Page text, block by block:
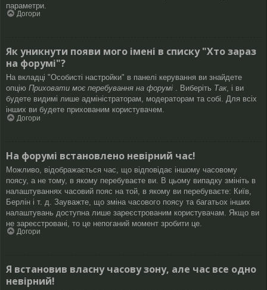
параметри.
Догори
Як уникнути появи мого імені в списку "Хто зараз
на форумі"?
На вкладці "Особисті настройки" в панелі керування ви знайдете
опцію Приховати моє перебування на форумі . Виберіть Так, і ви
будете видимі лише адміністраторам, модераторам та собі. Для всіх
інших ви будете прихованим користувачем.
Догори
На форумі встановлено невірний час!
Можливо, відображається час, що відповідає іншому часовому
поясу, а не тому, в якому перебуваєте ви. В цьому випадку змініть в
налаштуваннях часовий пояс на той, в якому ви перебуваєте: Київ,
Берлін і т. д. Зауважте, що зміна часового поясу та багатьох інших
налаштувань доступна лише зареєстрованим користувачам. Якщо ви
не зареєстровані, то це непоганий момент зробити це.
Догори
Я встановив власну часову зону, але час все одно
невірний!